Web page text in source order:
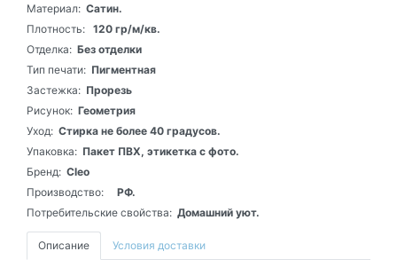
Материал: Сатин.
Плотность: 120 гр/м/кв.
Отделка: Без отделки
Тип печати: Пигментная
Застежка: Прорезь
Рисунок: Геометрия
Уход: Стирка не более 40 градусов.
Упаковка: Пакет ПВХ, этикетка с фото.
Бренд: Cleo
Производство:
РФ.
Потребительские свойства: Домашний уют.
Описание Условия доставки